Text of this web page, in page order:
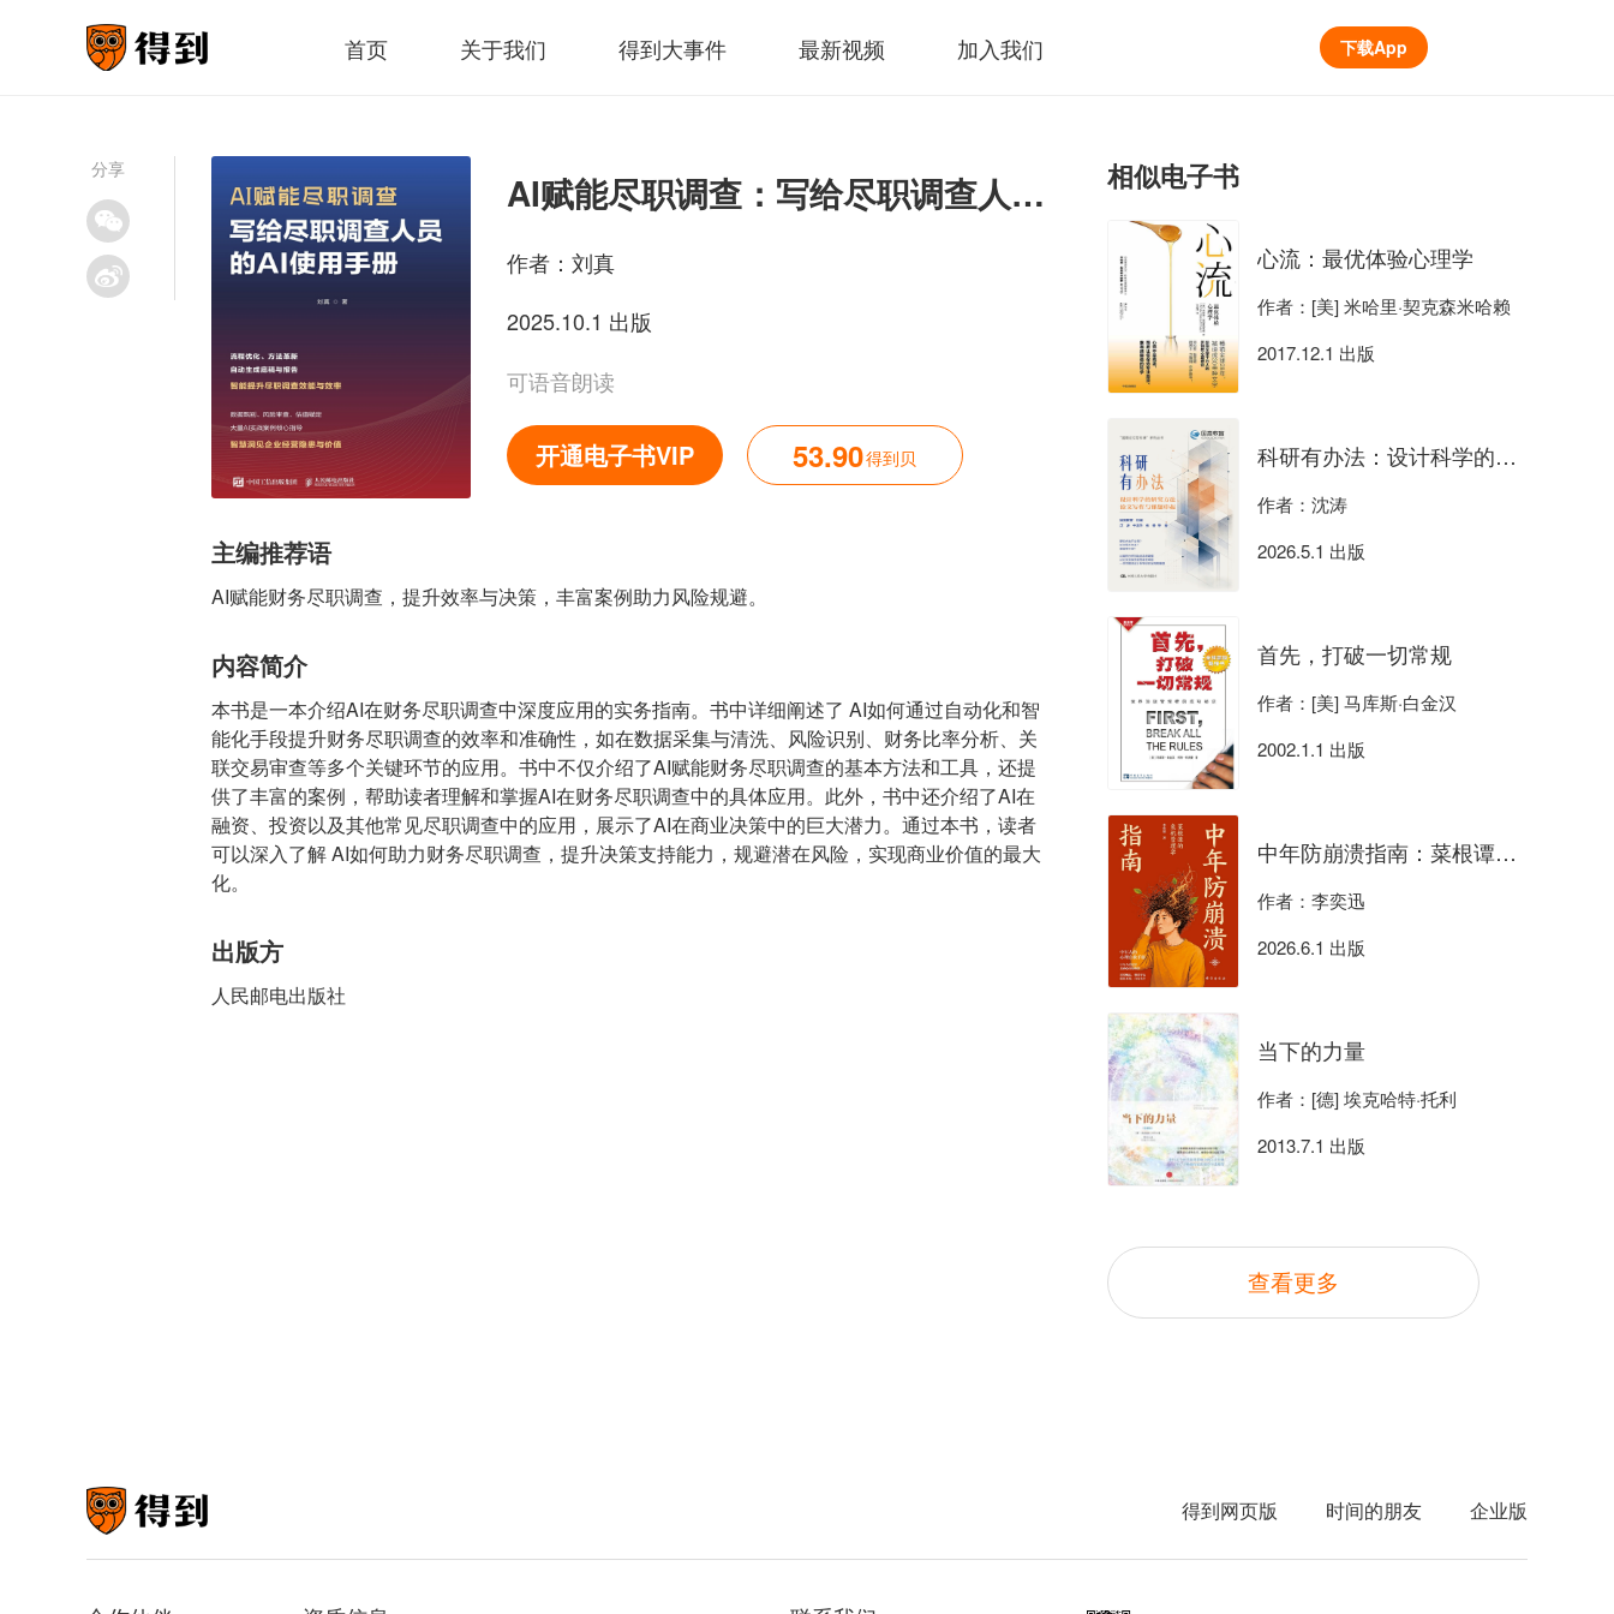
首页 关于我们 得到大事件 最新视频 加入我们 下载App
分享
AI赋能尽职调查：写给尽职调查人员的AI使用手册
作者： 刘真
2025.10.1 出版
可语音朗读
开通电子书VIP 53.90得到贝
主编推荐语
AI赋能财务尽职调查，提升效率与决策，丰富案例助力风险规避。
内容简介
本书是一本介绍AI在财务尽职调查中深度应用的实务指南。书中详细阐述了 AI如何通过自动化和智
能化手段提升财务尽职调查的效率和准确性，如在数据采集与清洗、风险识别、财务比率分析、关
联交易审查等多个关键环节的应用。书中不仅介绍了AI赋能财务尽职调查的基本方法和工具，还提
供了丰富的案例，帮助读者理解和掌握AI在财务尽职调查中的具体应用。此外，书中还介绍了AI在
融资、投资以及其他常见尽职调查中的应用，展示了AI在商业决策中的巨大潜力。通过本书，读者
可以深入了解 AI如何助力财务尽职调查，提升决策支持能力，规避潜在风险，实现商业价值的最大
化。
出版方
人民邮电出版社
相似电子书
心流：最优体验心理学
作者：[美] 米哈里·契克森米哈赖
2017.12.1 出版
科研有办法：设计科学的研究方法、论文写作与课题申报
作者：沈涛
2026.5.1 出版
首先，打破一切常规
作者：[美] 马库斯·白金汉
2002.1.1 出版
中年防崩溃指南：菜根谭的危机管理学
作者：李奕迅
2026.6.1 出版
当下的力量
作者：[德] 埃克哈特·托利
2013.7.1 出版
查看更多
得到网页版 时间的朋友 企业版